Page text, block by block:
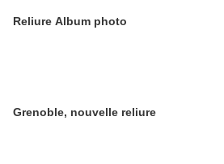
Reliure Album photo
Grenoble, nouvelle reliure